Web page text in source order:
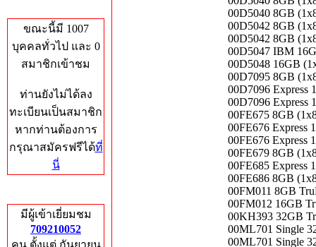
ขณะนี้มี 1007
บุคคลทั่วไป และ 0
สมาชิกเข้าชม
ท่านยังไม่ได้ลง
ทะเบียนเป็นสมาชิก
หากท่านต้องการ
กรุณาสมัครฟรีได้ที่
นี่
มีผู้เข้าเยี่ยมชม
709210052
คน ตั้งแต่ กันยายน
00D5040 8GB
00D5042 8GB
00D5042 8GB
00D5047 IBM
00D5048 16GB
00D7095 8GB
00D7096
00D7096
00FE675 8GB
00FE676 Express
00FE676 Express
00FE679 8GB
00FE685 Express
00FE686 8GB
00FM011 8GB
00FM012 16GB
00KH393 32GB
00ML701 Single
00ML701 Single